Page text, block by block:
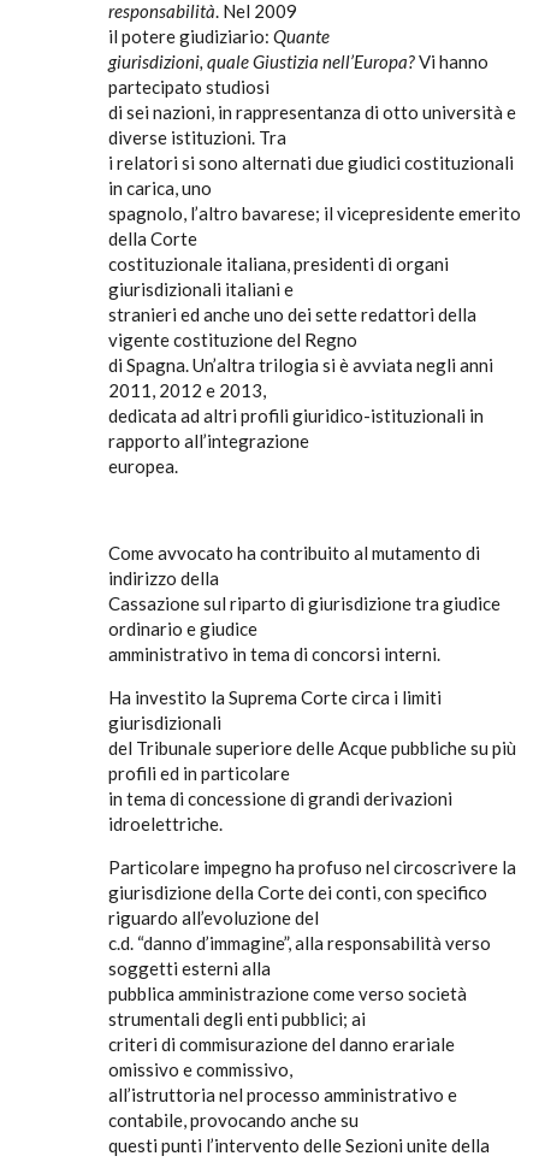
responsabilità. Nel 2009
il potere giudiziario: Quante
giurisdizioni, quale Giustizia nell’Europa?Vi hanno
partecipato studiosi
di sei nazioni, in rappresentanza di otto università e
diverse istituzioni. Tra
i relatori si sono alternati due giudici costituzionali
in carica, uno
spagnolo, l’altro bavarese; il vicepresidente emerito
della Corte
costituzionale italiana, presidenti di organi
giurisdizionali italiani e
stranieri ed anche uno dei sette redattori della
vigente costituzione del Regno
di Spagna. Un’altra trilogia si è avviata negli anni
2011, 2012 e 2013,
dedicata ad altri profili giuridico-istituzionali in
rapporto all’integrazione
europea.
Come avvocato ha contribuito al mutamento di
indirizzo della
Cassazione sul riparto di giurisdizione tra giudice
ordinario e giudice
amministrativo in tema di concorsi interni.
Ha investito la Suprema Corte circa i limiti
giurisdizionali
del Tribunale superiore delle Acque pubbliche su più
profili ed in particolare
in tema di concessione di grandi derivazioni
idroelettriche.
Particolare impegno ha profuso nel circoscrivere la
giurisdizione della Corte dei conti, con specifico
riguardo all’evoluzione del
c.d. “danno d’immagine”, alla responsabilità verso
soggetti esterni alla
pubblica amministrazione come verso società
strumentali degli enti pubblici; ai
criteri di commisurazione del danno erariale
omissivo e commissivo,
all’istruttoria nel processo amministrativo e
contabile, provocando anche su
questi punti l’intervento delle Sezioni unite della